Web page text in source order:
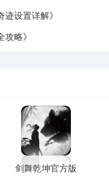
迹设置详解》
攻略》
剑舞乾坤官方版